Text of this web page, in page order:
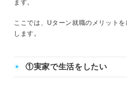
ます。
ここでは、Uターン就職のメリット
します。
①実家で生活をしたい